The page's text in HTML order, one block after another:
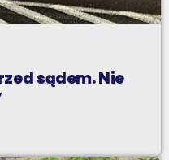
sądem. Nie